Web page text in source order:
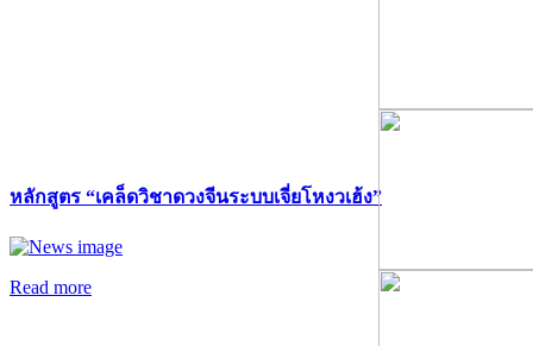
หลักสูตร “เคล็ดวิชาดวงจีนระบบเจี่ยโหงวเฮ้ง”
Read more